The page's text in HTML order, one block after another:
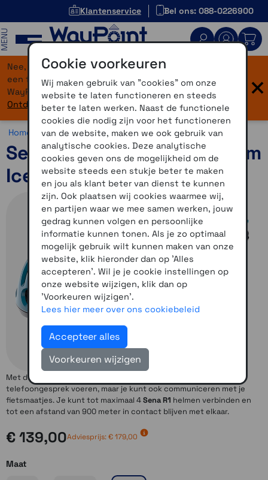
Klantenservice Bel ons: 088-0226900
Nee, je bent niet verdwaald! Onze website heeft
een flinke upgrade gekregen. Dezelfde vertrouwde
WayPoint-service, maar dan in een modern jasje.
Ontdek hier wat er allemaal nieuw is.
×
Home >Communicatie >Fietscommunicatie >Sena R1
Sena R1 Smart Cycling helm
Ice Blue maat L
Met de Sena
telefoongesprek voeren, maar je kunt ook communiceren met je
fietsmaatjes. Je kunt tot maximaal 4Sena R1 helmen verbinden en
tot een afstand van 900 meter in contact blijven met elkaar.
€ 139,00Adviesprijs: € 179,00
Maat
Cookie voorkeuren
Wij maken gebruik van "cookies" om onze
website te laten functioneren en steeds
beter te laten werken. Naast de functionele
cookies die nodig zijn voor het functioneren
van de website, maken we ook gebruik van
analytische cookies. Deze analytische
cookies geven ons de mogelijkheid om de
website steeds een stukje beter te maken
en jou als klant beter van dienst te kunnen
zijn. Ook plaatsen wij cookies waarmee wij,
en partijen waar we mee samen werken, jouw
gedrag kunnen volgen en persoonlijke
informatie kunnen tonen. Als je zo optimaal
mogelijk gebruik wilt kunnen maken van onze
website, klik hieronder dan op 'Alles
accepteren'. Wil je je cookie instellingen op
onze website wijzigen, klik dan op
'Voorkeuren wijzigen'.
Lees hier meer over ons cookiebeleid
Accepteer alles
Voorkeuren wijzigen